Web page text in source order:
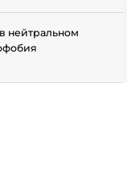
нейтральном